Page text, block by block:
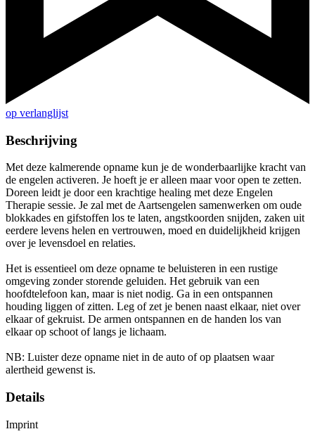
op verlanglijst
Beschrijving
Met deze kalmerende opname kun je de wonderbaarlijke kracht van
de engelen activeren. Je hoeft je er alleen maar voor open te zetten.
Doreen leidt je door een krachtige healing met deze Engelen
Therapie sessie. Je zal met de Aartsengelen samenwerken om oude
blokkades en gifstoffen los te laten, angstkoorden snijden, zaken uit
eerdere levens helen en vertrouwen, moed en duidelijkheid krijgen
over je levensdoel en relaties.
Het is essentieel om deze opname te beluisteren in een rustige
omgeving zonder storende geluiden. Het gebruik van een
hoofdtelefoon kan, maar is niet nodig. Ga in een ontspannen
houding liggen of zitten. Leg of zet je benen naast elkaar, niet over
elkaar of gekruist. De armen ontspannen en de handen los van
elkaar op schoot of langs je lichaam.
NB: Luister deze opname niet in de auto of op plaatsen waar
alertheid gewenst is.
Details
Imprint